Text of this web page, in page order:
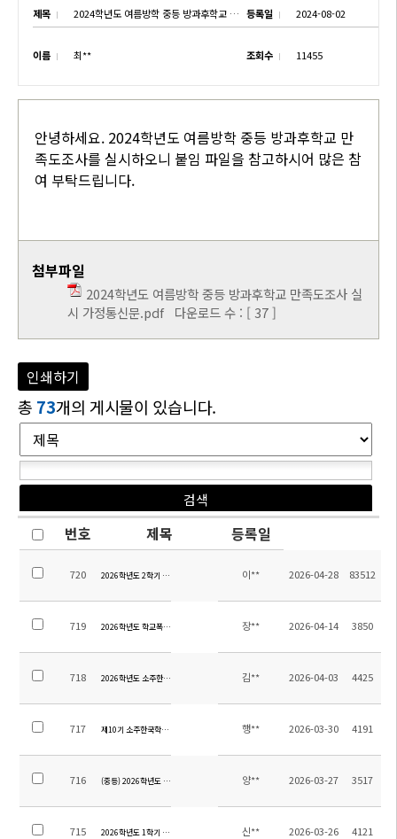
제목 2024학년도 여름방학 중등 방과후학교 만족도 조사 실시 안내 등록일 2024-08-02
이름 최** 조회수 11455
안녕하세요. 2024학년도 여름방학 중등 방과후학교 만
족도조사를 실시하오니 붙임 파일을 참고하시어 많은 참
여 부탁드립니다.
첨부파일
2024학년도 여름방학 중등 방과후학교 만족도조사 실
시 가정통신문.pdf다운로드 수 : [ 37 ]
인쇄하기
총 73개의 게시물이 있습니다.
번호 제목 등록일
720 2026학년도 2학기 전편입생을 위한 입학설명회 실시
이** 2026-04-28 83512
719 2026학년도 학교폭력예방 및 대책에 대한 규정 개정사항 안내
장** 2026-04-14 3850
718 2026학년도 소주한국학교 교원채용 공고(중등 중국어 원어민 시간강사)
김** 2026-04-03 4425
717 제10기 소주한국학교운영위원회 지역위원 당선자 공고
행** 2026-03-30 4191
716 (중등) 2026학년도 1학기 성적 평가 영역별 반영 비율 안내
양** 2026-03-27 3517
715 2026학년도 1학기 초등 수행평가 계획 안내(4~6학년)
신** 2026-03-26 4121